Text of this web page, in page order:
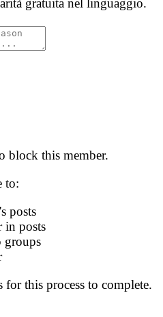
gratuita nel linguaggio.
block this member.
to:
posts
in posts
groups
for this process to complete.